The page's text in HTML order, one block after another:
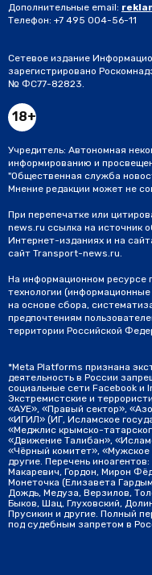
Дополнительные email:
Телефон: +7 495 004-56-11
Сетевое издание
зарегистрировано
№ ФС77-82823.
18+
Учредитель: Автономная
информированию и
"Общественная служба
Мнение редакции может не
При перепечатке или
news.ru ссылка на источник
Интернет-изданиях и на
сайт Transport-news.ru.
На информационном ресурсе
технологии
на основе сбора,
предпочтениям
территории Российской
*Meta Platforms признана
деятельность в России
социальные сети Facebook и
Экстремистские и
«АУЕ», «Правый сектор»,
«ИГИЛ» (ИГ, Исламское
«Меджлис крымско-
«Движение Талибан»,
«Чёрный комитет»,
другие. Перечень
Макаревич, Гордон, Мирон
Монеточка (Елизавета
Дождь, Медуза, Верзилов,
Быков, Шац, Глуховский,
Прусикин и другие. Полный
под судебным запретом в